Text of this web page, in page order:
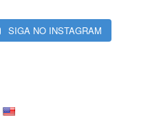
SIGA NO INSTAGRAM